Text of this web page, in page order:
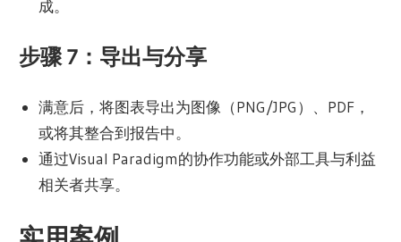
成。
步骤 7：导出与分享
满意后，将图表导出为图像（PNG/JPG）、PDF，
或将其整合到报告中。
通过Visual Paradigm的协作功能或外部工具与利益
相关者共享。